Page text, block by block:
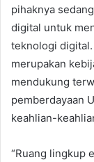
pihaknya
digital untuk
teknologi
merupakan
mendukung
pemberdayaan
keahlian-
“Ruang lingkup